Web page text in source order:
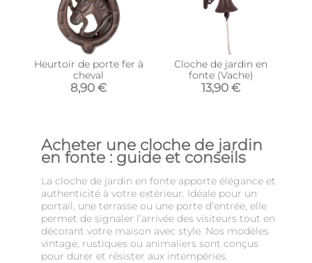
Heurtoir de porte fer à
cheval
8,90 €
Cloche de jardin en
fonte (Vache)
13,90 €
Acheter une cloche de jardin
en fonte : guide et conseils
La cloche de jardin en fonte apporte élégance et
authenticité à votre extérieur. Idéale pour un
portail, une terrasse ou une porte d’entrée, elle
permet de signaler l’arrivée des visiteurs tout en
décorant votre maison avec style. Nos modèles
vintage, rustiques ou animaliers sont conçus
pour durer et résister aux intempéries.